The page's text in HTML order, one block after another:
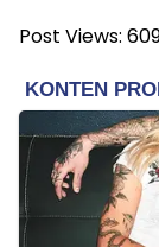
Post Views: